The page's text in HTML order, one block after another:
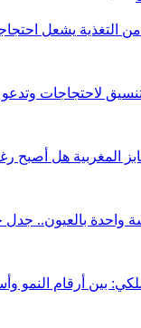
المغربية هل أصبح
بين أرقام النمو